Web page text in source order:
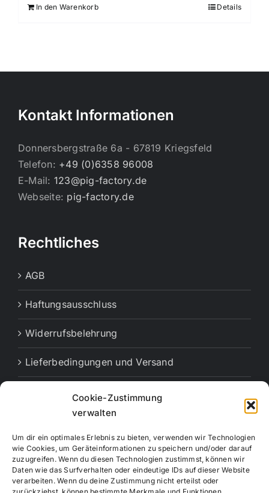
Cookie-Zustimmung
verwalten
Um dir ein optimales Erlebnis zu bieten, verwenden wir Technologien
wie Cookies, um Geräteinformationen zu speichern und/oder darauf
zuzugreifen. Wenn du diesen Technologien zustimmst, können wir
Daten wie das Surfverhalten oder eindeutige IDs auf dieser Website
verarbeiten. Wenn du deine Zustimmung nicht erteilst oder
In den Warenkorb Details
Kontakt Informationen
Donnersbergstraße 6a - 67819 Kriegsfeld
Telefon: +49 (0)6358 96008
E-Mail: 123@pig-factory.de
Webseite: pig-factory.de
Rechtliches
AGB
Haftungsausschluss
Widerrufsbelehrung
Lieferbedingungen und Versand
Vertrag widerrufen